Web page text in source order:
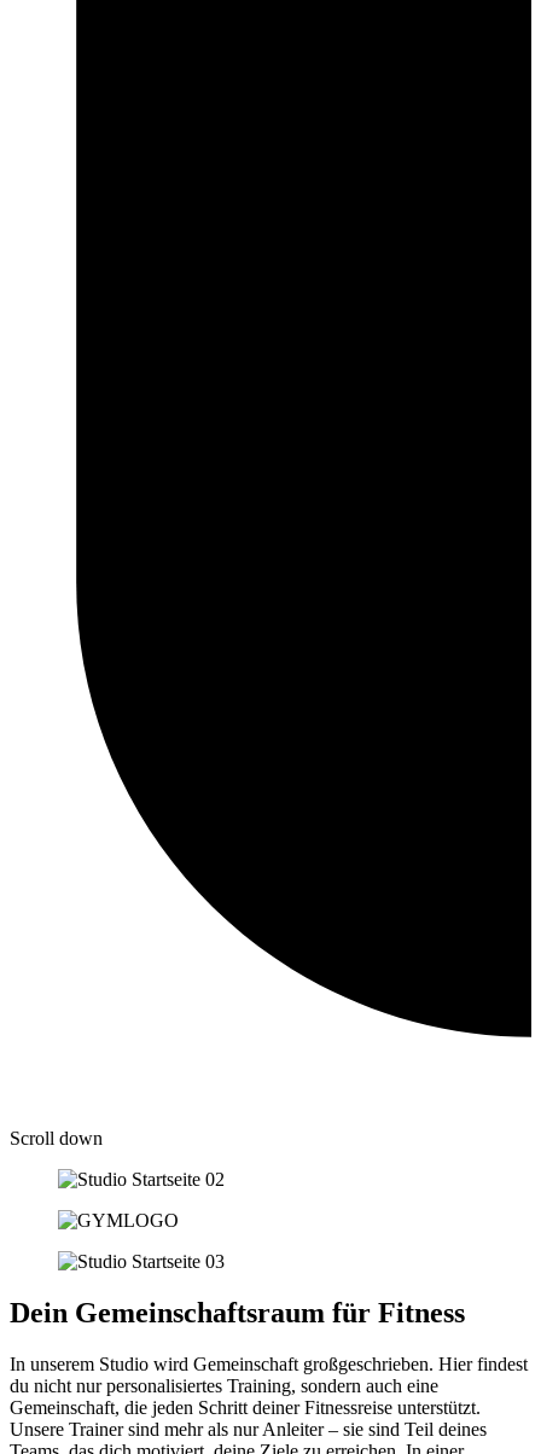
Scroll down
Dein Gemeinschaftsraum für Fitness
In unserem Studio wird Gemeinschaft großgeschrieben. Hier findest
du nicht nur personalisiertes Training, sondern auch eine
Gemeinschaft, die jeden Schritt deiner Fitnessreise unterstützt.
Unsere Trainer sind mehr als nur Anleiter – sie sind Teil deines